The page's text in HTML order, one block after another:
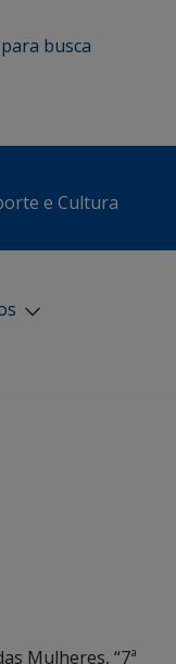
busca
e Cultura
Mulheres, “7ª